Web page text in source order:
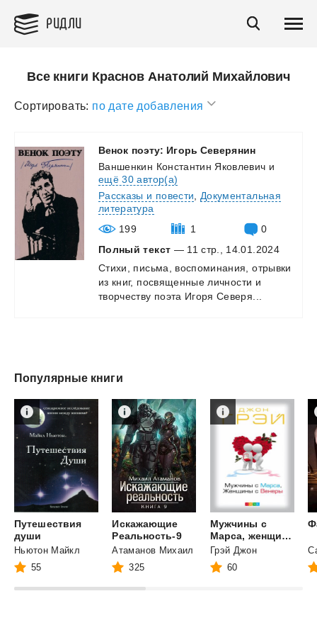
РИДЛИ
Все книги Краснов Анатолий Михайлович
Сортировать: по дате добавления
Венок поэту: Игорь Северянин
Ваншенкин Константин Яковлевич и
ещё 30 автор(а)
Рассказы и повести
Документальная
литература
199
1
0
Полный текст — 11 стр., 14.01.2024
Стихи,
письма, воспоминания,
отрывки
из книг, посвященные личности и
творчеству поэта Игоря Северя...
Популярные книги
Путешествия
души
Ньютон Майкл
55
Искажающие
Реальность-9
Атаманов Михаил
325
Мужчины с
Марса, женщины с Венеры
Грэй Джон
60